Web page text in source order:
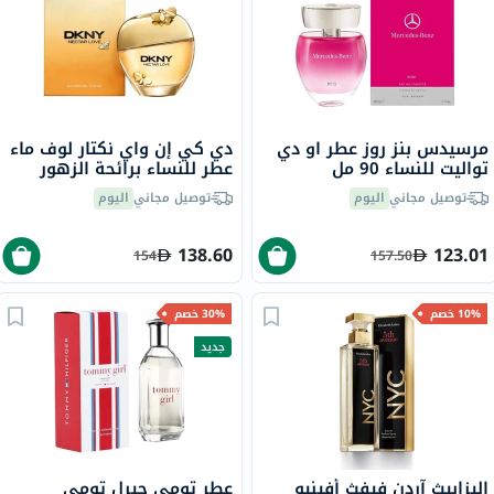
مرسيدس بنز روز عطر او دي
تواليت للنساء 90 مل
توصيل مجاني اليوم
123.01
157.50
دي كي إن واي نكتار لوف ماء
عطر للنساء برائحة الزهور
100 ملتوصيل مجاني اليوم
138.60
154
10% خصم
30% خصم
جديد